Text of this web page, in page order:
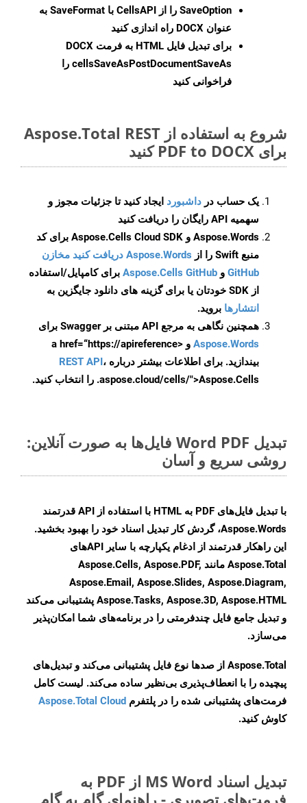
SaveOption
را از CellsAPI با SaveFormat به
عنوان DOCX راه اندازی کنید
برای تبدیل فایل HTML به فرمت
DOCX
cellsSaveAsPostDocumentSaveAs را
فراخوانی کنید
شروع به استفاده از Aspose.Total REST
برای PDF to DOCX کنید
یک حساب در داشبورد ایجاد کنید تا جزئیات مجوز و
سهمیه API رایگان را دریافت کنید
Aspose.Words و Aspose.Cells Cloud SDK برای کد
منبع Swift را از
Aspose.Words دریافت کنید مخازن
GitHub و Aspose.Cells GitHub برای کامپایل/استفاده
از SDK خودتان یا برای گزینه های دانلود جایگزین به
انتشارها بروید.
همچنین نگاهی به مرجع API مبتنی بر Swagger برای
Aspose.Words
و <a href=“https://apireference
بیندازید. برای اطلاعات بیشتر درباره REST API،
.aspose.cloud/cells/">Aspose.Cells را انتخاب کنید.
تبدیل Word PDF فایل‌ها به صورت آنلاین:
روشی سریع و آسان
با تبدیل فایل‌های PDF به HTML با استفاده از API قدرتمند
Aspose.Words، گردش کار تبدیل اسناد خود را بهبود بخشید.
این راهکار قدرتمند از ادغام یکپارچه با سایر APIهای
Aspose.Total مانند Aspose.Cells, Aspose.PDF,
Aspose.Email, Aspose.Slides, Aspose.Diagram,
Aspose.Tasks, Aspose.3D, Aspose.HTML پشتیبانی می‌کند
و تبدیل جامع فایل چندفرمتی را در برنامه‌های شما امکان‌پذیر
می‌سازد.
Aspose.Total از صدها نوع فایل پشتیبانی می‌کند و تبدیل‌های
پیچیده را با انعطاف‌پذیری بی‌نظیر ساده می‌کند. لیست کامل
فرمت‌های پشتیبانی شده را در پلتفرم Aspose.Total Cloud
کاوش کنید.
تبدیل اسناد MS Word از PDF به